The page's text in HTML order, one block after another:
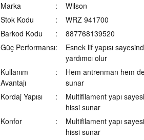
Marka
Wilson
Stok Kodu
WRZ 941700
Barkod Kodu
887768139520
Güç Performansı
Esnek lif yapısı
yardımcı olur
Kullanım
Avantajı
Hem antrenman hem
sunar
Kordaj Yapısı
Multifilament yapı
hissi sunar
Konfor
Multifilament yapı
hissi sunar